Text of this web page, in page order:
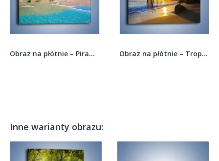
Obraz na płótnie – Piramidy i woda –... Obraz na płótnie – Tropikalna roślinność nad...
Inne warianty obrazu: